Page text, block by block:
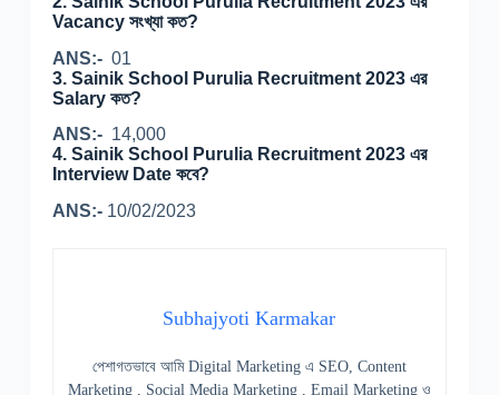
Vacancy সংখ্যা কত?
ANS:-01
3. Sainik School Purulia Recruitment 2023 এর
Salary কত?
ANS:-14,000
4. Sainik School Purulia Recruitment 2023 এর
Interview Date কবে?
ANS:-10/02/2023
Subhajyoti Karmakar
পেশাগতভাবে আমি Digital Marketing এ SEO, Content
Marketing , Social Media Marketing , Email Marketing ও